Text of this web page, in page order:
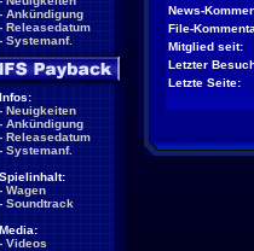
- Ankündigung
- Releasedatum
- Systemanf.
Infos:
- Neuigkeiten
- Ankündigung
- Releasedatum
- Systemanf.
Spielinhalt:
- Wagen
- Soundtrack
Media:
- Videos
News-
File-
Mitglied seit:
Letzter
Letzte Seite: